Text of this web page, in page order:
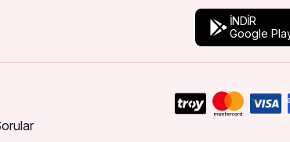
İNDİR
Google